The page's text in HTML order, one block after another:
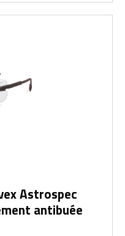
Astrospec
antibuée